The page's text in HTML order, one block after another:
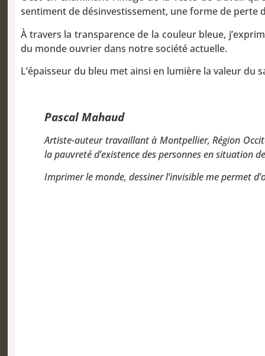
sentiment de désinvestissement, une forme de perte
À travers la transparence de la couleur bleue,
du monde ouvrier dans notre société actuelle.
L’épaisseur du bleu met ainsi en lumière la valeur
Pascal Mahaud
Artiste-auteur travaillant à Montpellier, Région
la pauvreté d’existence des personnes en situation
Imprimer le monde, dessiner l’invisible me permet